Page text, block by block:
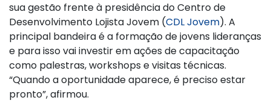
sua gestão frente à presidência do Centro de
Desenvolvimento Lojista Jovem (CDL Jovem). A
principal bandeira é a formação de jovens lideranças
e para isso vai investir em ações de capacitação
como palestras, workshops e visitas técnicas.
“Quando a oportunidade aparece, é preciso estar
pronto”, afirmou.